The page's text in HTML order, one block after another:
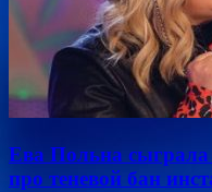
Ева Польна
про теневой бан